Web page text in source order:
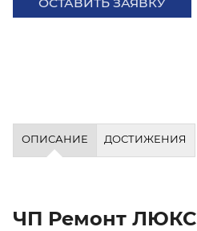
ОПИСАНИЕ ДОСТИЖЕНИЯ
ЧП Ремонт ЛЮКС